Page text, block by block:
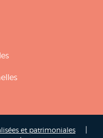
et patrimoniales